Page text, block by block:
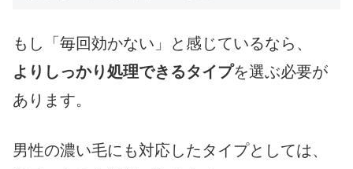
もし「毎回効かない」と感じているなら、
よりしっかり処理できるタイプを選ぶ必要が
あります。
男性の濃い毛にも対応したタイプとしては、